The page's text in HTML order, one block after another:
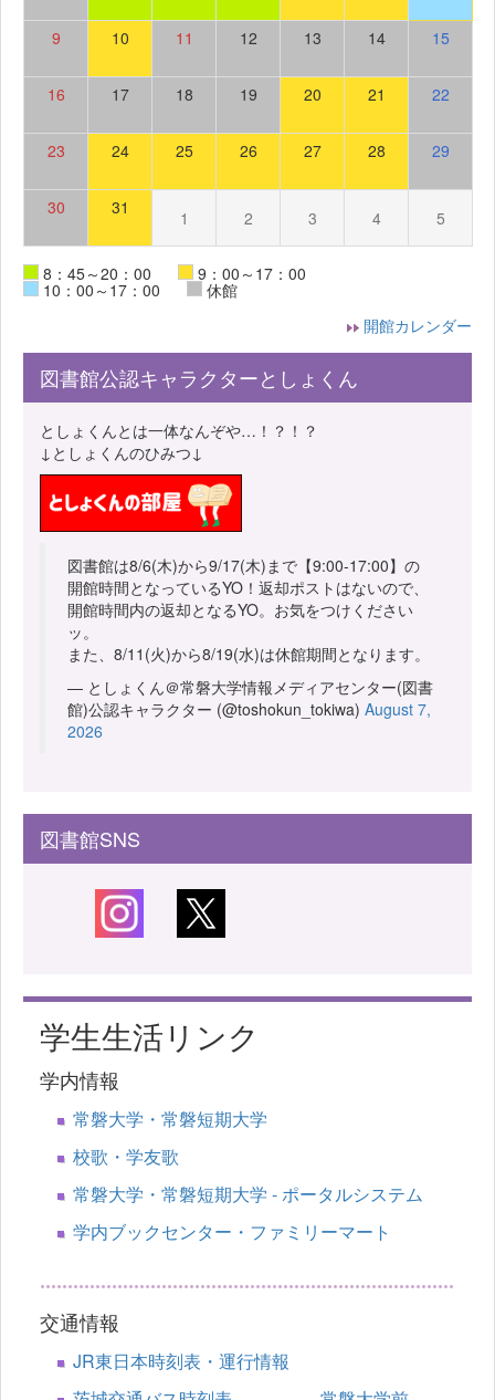
9 10 11 12 13 14 15
16 17 18 19 20 21 22
23 24 25 26 27 28 29
30 31 1 2 3 4 5
8：45～20：00 9：00～17：00
10：00～17：00
休館
開館カレンダー
図書館公認キャラクターとしょくん
としょくんとは一体なんぞや…！？！？
↓としょくんのひみつ↓
図書館は8/6(木)から9/17(木)まで【9:00-17:00】の
開館時間となっているYO！返却ポストはないので、
開館時間内の返却となるYO。お気をつけください
ッ。
また、8/11(火)から8/19(水)は休館期間となります。
— としょくん＠常磐大学情報メディアセンター(図書
館)公認キャラクター (@toshokun_tokiwa) August 7,
2026
図書館SNS
学生生活リンク
学内情報
常磐大学・常磐短期大学
校歌・学友歌
常磐大学・常磐短期大学 - ポータルシステム
学内ブックセンター・ファミリーマート
交通情報
JR東日本時刻表・運行情報